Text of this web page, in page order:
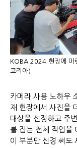
KOBA 2024 현장에 마
코리아)
카메라 사용 노하우
재 현장에서 사진을
대상을 선정하고 주
를 잡는 전체 작업을
이 부분만 신경 써도